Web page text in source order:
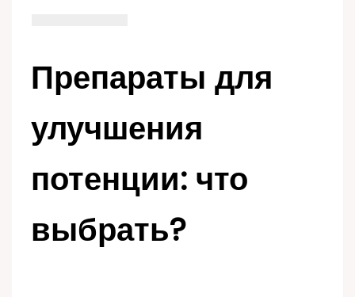
Препараты для
улучшения
потенции: что
выбрать?